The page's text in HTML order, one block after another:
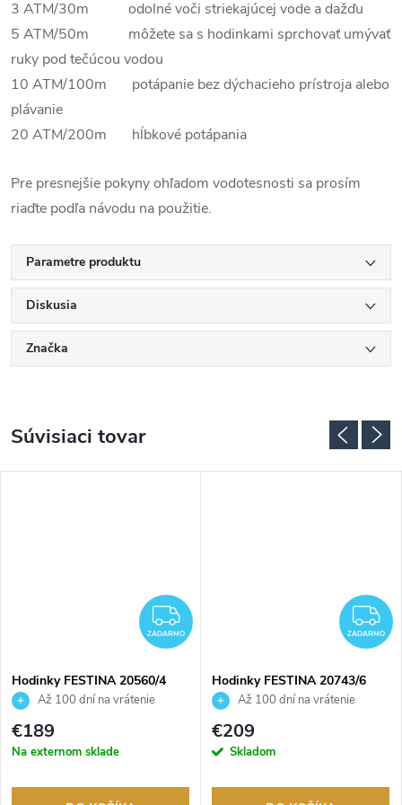
3 ATM/30m odolné voči striekajúcej vode a dažďu
5 ATM/50m môžete sa s hodinkami sprchovať umývať
ruky pod tečúcou vodou
10 ATM/100m potápanie bez dýchacieho prístroja alebo
plávanie
20 ATM/200m hĺbkové potápania
Pre presnejšie pokyny ohľadom vodotesnosti sa prosím
riaďte podľa návodu na použitie.
Parametre produktu
Diskusia
Značka
Súvisiaci tovar
ZADARMO
ZADARMO
Hodinky FESTINA 20560/4
Až 100 dní na vrátenie
tovaru. Autorizovaný predajca.
€189
Na externom sklade
ZADARMO
Hodinky FESTINA 20743/6
Až 100 dní na vrátenie
tovaru. Autorizovaný predajca.
€209
Skladom